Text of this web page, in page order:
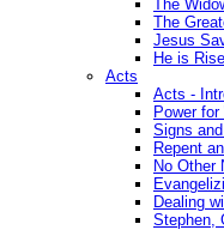
The
The
Jesus
He is
Acts
Acts -
Power
Signs
Repent
No Other
Dealing
Stephen,